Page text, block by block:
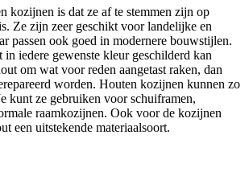
kozijnen is dat ze af te stemmen zijn op
Ze zijn zeer geschikt voor landelijke en
passen ook goed in modernere bouwstijlen.
iedere gewenste kleur geschilderd kan
om wat voor reden aangetast raken, dan
worden. Houten kozijnen kunnen zo
kunt ze gebruiken voor schuiframen,
raamkozijnen. Ook voor de kozijnen
een uitstekende materiaalsoort.